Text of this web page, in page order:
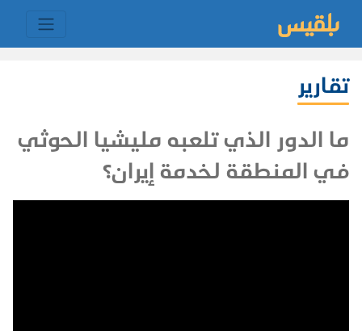
تقارير
ما الدور الذي تلعبه مليشيا الحوثي
في المنطقة لخدمة إيران؟